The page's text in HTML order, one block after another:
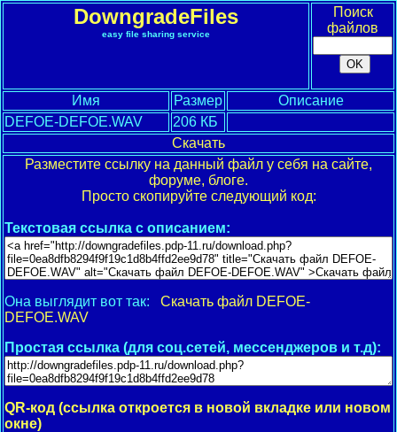
DowngradeFiles
easy file sharing service
Поиск
файлов
Имя Размер
Описание
DEFOE-DEFOE.WAV
206 КБ
Скачать
Разместите ссылку на данный файл у себя на сайте,
форуме, блоге.
Просто скопируйте следующий код:
Текстовая ссылка с описанием:
Она выглядит вот так: Скачать файл DEFOE-
DEFOE.WAV
Простая ссылка (для соц.сетей, мессенджеров и т.д):
QR-код (ссылка откроется в новой вкладке или новом
окне)